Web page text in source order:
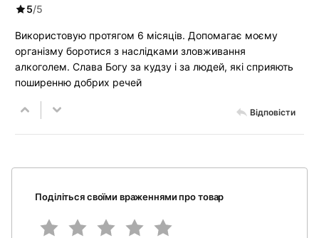
5/5
Використовую протягом 6 місяців. Допомагає моєму
організму боротися з наслідками зловживання
алкоголем. Слава Богу за кудзу і за людей, які сприяють
поширенню добрих речей
Відповісти
Поділіться своїми враженнями про товар